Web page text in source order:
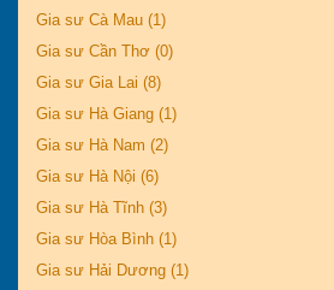
Gia sư Cà Mau (1)
Gia sư Cần Thơ (0)
Gia sư Gia Lai (8)
Gia sư Hà Giang (1)
Gia sư Hà Nam (2)
Gia sư Hà Nội (6)
Gia sư Hà Tĩnh (3)
Gia sư Hòa Bình (1)
Gia sư Hải Dương (1)